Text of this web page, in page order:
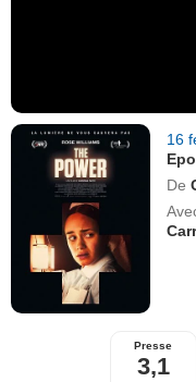
16
De
Presse
3,1